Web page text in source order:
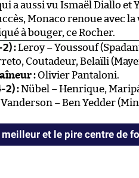
a aussi vu Ismaël Diallo
Monaco renoue avec
à bouger, ce Rocher.
:Leroy – Youssouf
Coutadeur, Belaïli
: Olivier Pantaloni.
2) :Nübel – Henrique,
– Ben Yedder
meilleur et le pire centre de